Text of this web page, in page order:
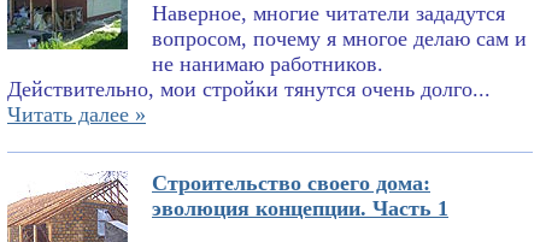
Наверное, многие читатели зададутся
вопросом, почему я многое делаю сам и
не нанимаю работников.
Действительно, мои стройки тянутся очень долго...
Читать далее »
Строительство своего дома:
эволюция концепции. Часть 1